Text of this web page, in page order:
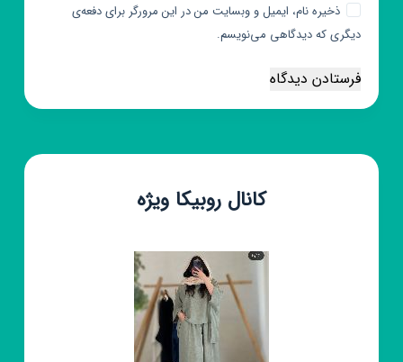
ذخیره نام، ایمیل و وبسایت من در این مرورگر برای دفعه‌ی
دیگری که دیدگاهی می‌نویسم.
فرستادن دیدگاه
کانال روبیکا ویژه